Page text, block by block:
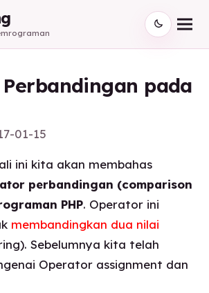
pada
01-15
ini kita akan membahas
perbandingan (comparison
PHP. Operator ini
membandingkan dua nilai
Sebelumnya kita telah
Operator assignment dan